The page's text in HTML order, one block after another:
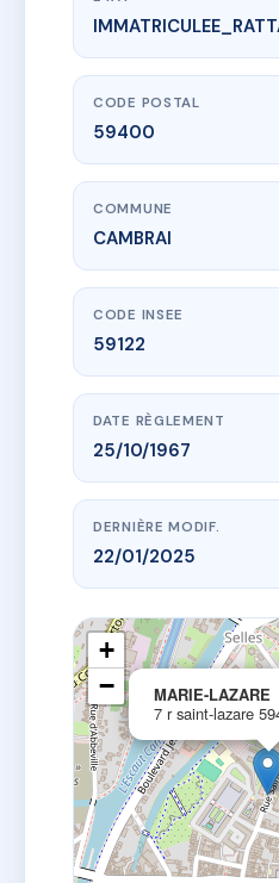
www.vme.plus/
MARIE-
7 r saint-lazare
CODE POSTAL
59400
COMMUNE
CAMBRAI
CODE INSEE
59122
DATE RÈGLEMENT
25/10/1967
DERNIÈRE MODIF.
22/01/2025
MARIE-LAZARE
7 r saint-lazare
+
−